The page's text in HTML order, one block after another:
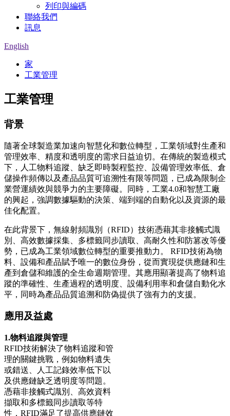
列印與編碼
聯絡我們
訊息
English
家
工業管理
工業管理
背景
隨著全球製造業加速向智慧化和數位轉型，工業領域對生產和
管理效率、精度和透明度的需求日益迫切。在傳統的製造模式
下，人工物料追蹤、缺乏即時製程監控、設備管理效率低、倉
儲操作頻傳以及產品品質可追溯性有限等問題，已成為限制企
業營運績效與競爭力的主要障礙。同時，工業4.0和智慧工廠
的興起，強調數據驅動的決策、端到端的自動化以及資源的最
佳化配置。
在此背景下，無線射頻識別（RFID）技術憑藉其非接觸式識
別、高效數據採集、多標籤同步讀取、高耐久性和防篡改等優
勢，已成為工業領域數位轉型的重要推動力。 RFID技術為物
料、設備和產品賦予唯一的數位身份，從而實現從供應鏈和生
產到倉儲和維護的全生命週期管理。其應用顯著提高了物料追
蹤的準確性、生產過程的透明度、設備利用率和倉儲自動化水
平，同時為產品品質追溯和防偽提供了強有力的支援。
應用及益處
1.物料追蹤與管理
RFID技術解決了物料追蹤和管
理的關鍵挑戰，例如物料遺失
或錯送、人工記錄效率低下以
及供應鏈缺乏透明度等問題。
憑藉非接觸式識別、高效資料
擷取和多標籤同步讀取等特
性，RFID滿足了提高供應鏈效